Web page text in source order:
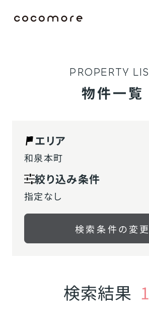
PROPERTY LIS
物件一覧
エリア
和泉本町
絞り込み条件
指定なし
検索条件の変更
検索結果 1